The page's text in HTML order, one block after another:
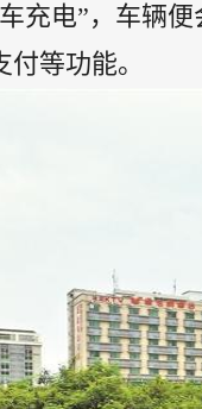
充电”，车辆
等功能。